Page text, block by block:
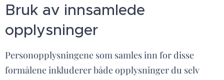
Bruk av innsamlede
opplysninger
Personopplysningene som samles inn for disse
formålene inkluderer både opplysninger du selv